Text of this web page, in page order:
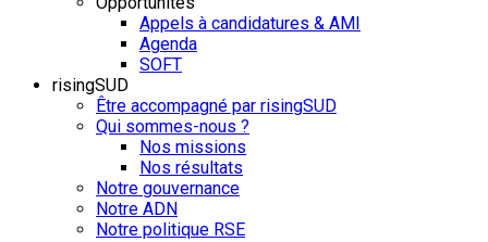
Appels à candidatures & AMI
Agenda
SOFT
risingSUD
Être accompagné par risingSUD
Qui sommes-nous ?
Nos missions
Nos résultats
Notre gouvernance
Notre ADN
Notre politique RSE